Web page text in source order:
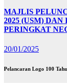
MAJLIS
2025 (USM)
PERINGKAT
20/01/2025
Pelancaran Logo 100